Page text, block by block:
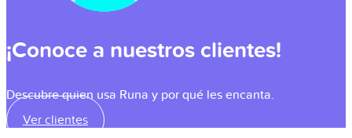
¡Conoce a nuestros clientes!
Descubre quien usa Runa y por qué les encanta.
Ver clientes